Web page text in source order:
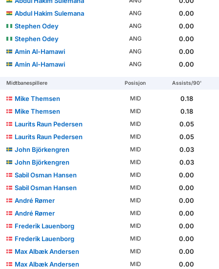
Abdul Hakim Sulemana
ANG
0.00
Stephen Odey
ANG
0.00
Stephen Odey
ANG
0.00
Amin Al-Hamawi
ANG
0.00
Amin Al-Hamawi
ANG 0.00
Midtbanespillere Posisjon Assists/90'
Mike Themsen MID
0.18
Mike Themsen
MID
0.18
Laurits Raun Pedersen
MID
0.05
Laurits Raun Pedersen
MID
0.05
John Björkengren
MID
0.03
John Björkengren
MID
0.03
Sabil Osman Hansen
MID
0.00
Sabil Osman Hansen
MID
0.00
André Rømer
MID
0.00
André Rømer
MID
0.00
Frederik Lauenborg
MID
0.00
Frederik Lauenborg
MID
0.00
Max Albæk Andersen
MID
0.00
Max Albæk Andersen
MID
0.00